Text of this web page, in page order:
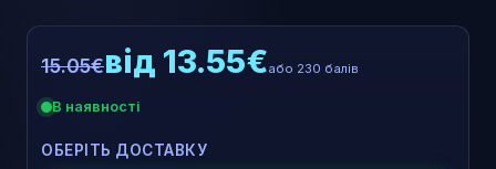
15.05€від 13.55€або 230 балів
В наявності
ОБЕРІТЬ ДОСТАВКУ